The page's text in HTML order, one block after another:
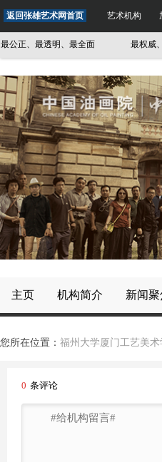
返回张雄艺术网首页 艺术机构
、最透明、最全面 最权威、
主页 机构简介 新闻聚
您所在位置： 福州大学厦门工艺美术
0 条评论